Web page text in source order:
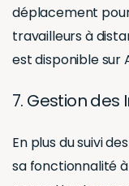
déplacement
travailleurs à
est disponible sur
7. Gestion des
En plus du suivi
sa fonctionnalité